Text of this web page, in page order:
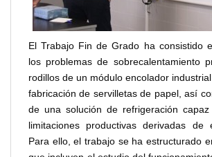
El Trabajo Fin de Grado ha consistido
los problemas de sobrecalentamiento
rodillos de un módulo encolador
fabricación de servilletas de papel, así
de una solución de refrigeración
limitaciones productivas derivadas de
Para ello, el trabajo se ha estructurado